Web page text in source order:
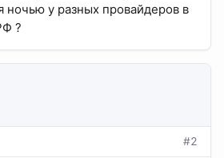
у разных провайдеров в
?
#2